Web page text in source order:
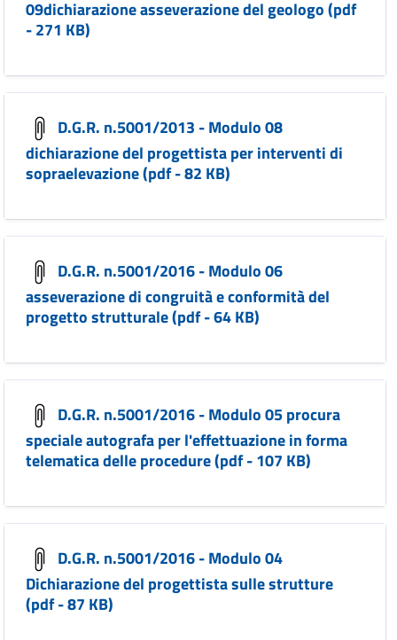
09dichiarazione asseverazione del geologo (pdf
- 271 KB)
D.G.R. n.5001/2013 - Modulo 08
dichiarazione del progettista per interventi di
sopraelevazione (pdf - 82 KB)
D.G.R. n.5001/2016 - Modulo 06
asseverazione di congruità e conformità del
progetto strutturale (pdf - 64 KB)
D.G.R. n.5001/2016 - Modulo 05 procura
speciale autografa per l'effettuazione in forma
telematica delle procedure (pdf - 107 KB)
D.G.R. n.5001/2016 - Modulo 04
Dichiarazione del progettista sulle strutture
(pdf - 87 KB)